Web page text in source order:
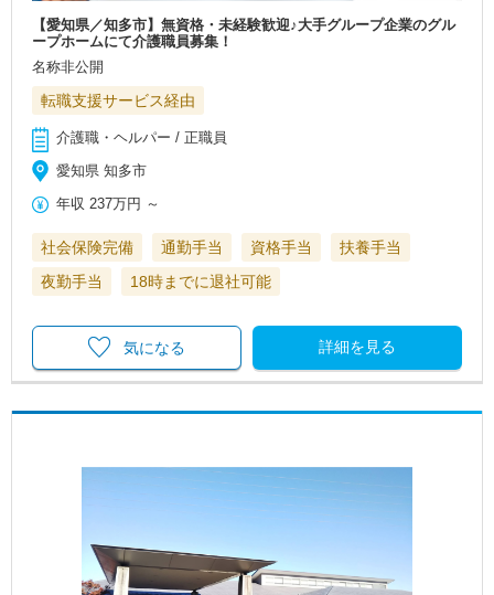
【愛知県／知多市】無資格・未経験歓迎♪大手グループ企業のグル
ープホームにて介護職員募集！
名称非公開
転職支援サービス経由
介護職・ヘルパー / 正職員
愛知県 知多市
年収 237万円 ～
社会保険完備 通勤手当 資格手当
扶養手当
夜勤手当
18時までに退社可能
詳細を見る
気になる